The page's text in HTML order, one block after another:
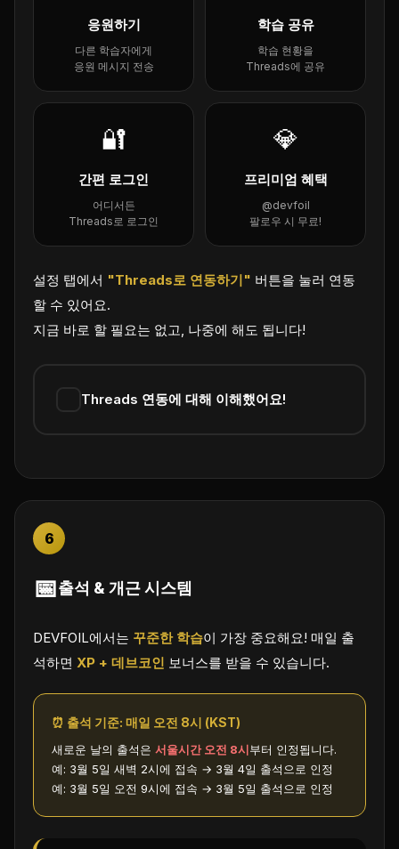
응원하기
다른 학습자에게
응원 메시지 전송
학습 공유
학습 현황을
Threads에 공유
🔐
간편 로그인
어디서든
Threads로 로그인
💎
프리미엄 혜택
@devfoil
팔로우 시 무료!
설정 탭에서 "Threads로 연동하기" 버튼을 눌러 연동
할 수 있어요.
지금 바로 할 필요는 없고, 나중에 해도 됩니다!
Threads 연동에 대해 이해했어요!
6
📅출석 & 개근 시스템
DEVFOIL에서는 꾸준한 학습이 가장 중요해요! 매일 출
석하면 XP + 데브코인 보너스를 받을 수 있습니다.
⏰ 출석 기준: 매일 오전 8시 (KST)
새로운 날의 출석은 서울시간 오전 8시부터 인정됩니다.
예: 3월 5일 새벽 2시에 접속 → 3월 4일 출석으로 인정
예: 3월 5일 오전 9시에 접속 → 3월 5일 출석으로 인정